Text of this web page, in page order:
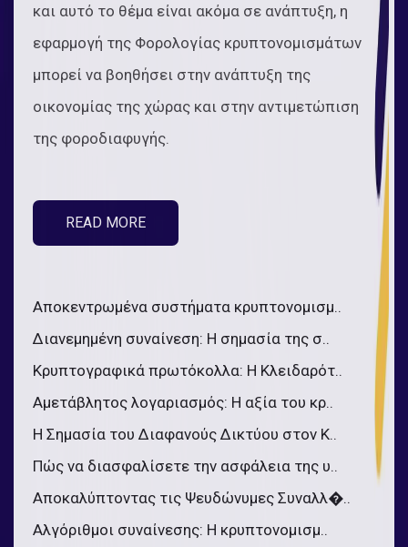
και αυτό το θέμα είναι ακόμα σε ανάπτυξη, η
εφαρμογή της Φορολογίας κρυπτονομισμάτων
μπορεί να βοηθήσει στην ανάπτυξη της
οικονομίας της χώρας και στην αντιμετώπιση
της φοροδιαφυγής.
READ MORE
Αποκεντρωμένα συστήματα κρυπτονομισμ..
Διανεμημένη συναίνεση: Η σημασία της σ..
Κρυπτογραφικά πρωτόκολλα: Η Κλειδαρότ..
Αμετάβλητος λογαριασμός: Η αξία του κρ..
Η Σημασία του Διαφανούς Δικτύου στον Κ..
Πώς να διασφαλίσετε την ασφάλεια της υ..
Αποκαλύπτοντας τις Ψευδώνυμες Συναλλ�..
Αλγόριθμοι συναίνεσης: Η κρυπτονομισμ..